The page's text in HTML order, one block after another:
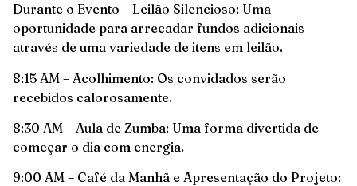
Durante o Evento – Leilão Silencioso: Uma
oportunidade para arrecadar fundos adicionais
através de uma variedade de itens em leilão.
8:15 AM – Acolhimento: Os convidados serão
recebidos calorosamente.
8:30 AM – Aula de Zumba: Uma forma divertida de
começar o dia com energia.
9:00 AM – Café da Manhã e Apresentação do Projeto: